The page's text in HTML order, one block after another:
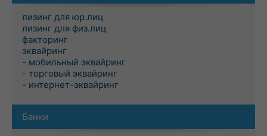
лизинг для юр.лиц
лизинг для физ.лиц
факторинг
эквайринг
- мобильный эквайринг
- торговый эквайринг
- интернет-эквайринг
Банки